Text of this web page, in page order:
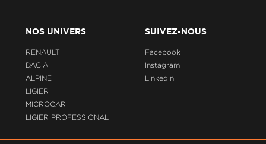
NOS UNIVERS
RENAULT
DACIA
ALPINE
LIGIER
MICROCAR
LIGIER PROFESSIONAL
SUIVEZ-NOUS
Facebook
Instagram
Linkedin